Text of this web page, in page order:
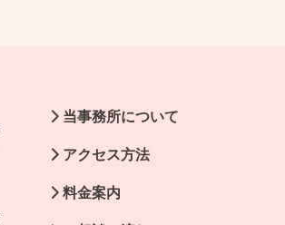
当事務所について
アクセス方法
料金案内